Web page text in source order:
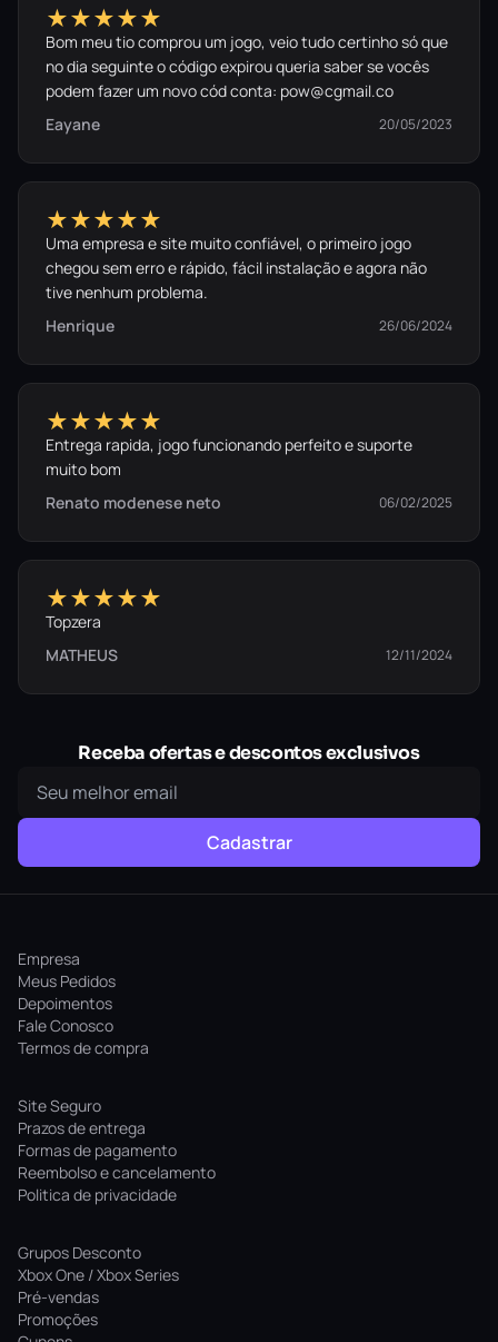
★★★★★
Bom meu tio comprou um jogo, veio tudo certinho só que
no dia seguinte o código expirou queria saber se vocês
podem fazer um novo cód conta: pow@cgmail.co
Eayane
20/05/2023
★★★★★
Uma empresa e site muito confiável, o primeiro jogo
chegou sem erro e rápido, fácil instalação e agora não
tive nenhum problema.
Henrique
26/06/2024
★★★★★
Entrega rapida, jogo funcionando perfeito e suporte
muito bom
Renato modenese neto
06/02/2025
★★★★★
Topzera
MATHEUS
12/11/2024
Receba ofertas e descontos exclusivos
Cadastrar
Empresa
Meus Pedidos
Depoimentos
Fale Conosco
Termos de compra
Site Seguro
Prazos de entrega
Formas de pagamento
Reembolso e cancelamento
Politica de privacidade
Grupos Desconto
Xbox One / Xbox Series
Pré-vendas
Promoções